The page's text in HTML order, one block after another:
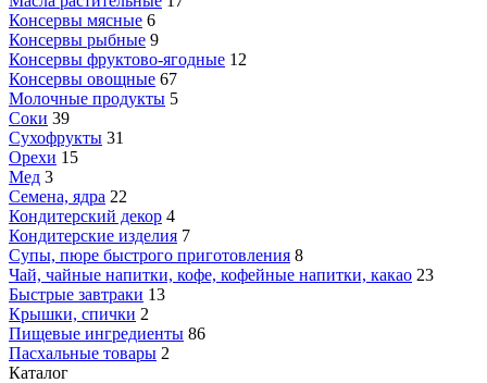
Консервы мясные 6
Консервы рыбные 9
Консервы фруктово-ягодные 12
Консервы овощные 67
Молочные продукты 5
Соки 39
Сухофрукты 31
Орехи 15
Мед 3
Семена, ядра 22
Кондитерский декор 4
Кондитерские изделия 7
Супы, пюре быстрого приготовления 8
Чай, чайные напитки, кофе, кофейные напитки, какао 23
Быстрые завтраки 13
Крышки, спички 2
Пищевые ингредиенты 86
Пасхальные товары 2
Каталог